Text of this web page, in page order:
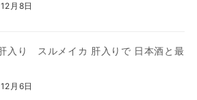
月8日
入り スルメイカ 肝入りで 日本酒と最
月6日